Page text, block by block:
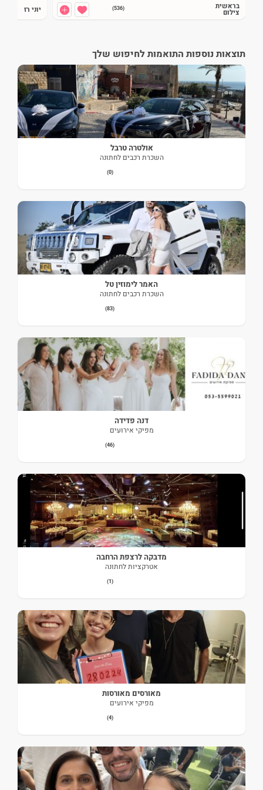
איזור פעילות:כל הארץ
בראשית
צילום (536) יוני רז
תוצאות נוספות התואמות לחיפוש שלך
‏אולטרה טרבל
השכרת רכבים לחתונה
(0)
האמר לימוזין טל
השכרת רכבים לחתונה
(83)
דנה פדידה
מפיקי אירועים
(46)
מדבקה לרצפת הרחבה
אטרקציות לחתונה
(1)
מאורסים מאורסות
מפיקי אירועים
(4)